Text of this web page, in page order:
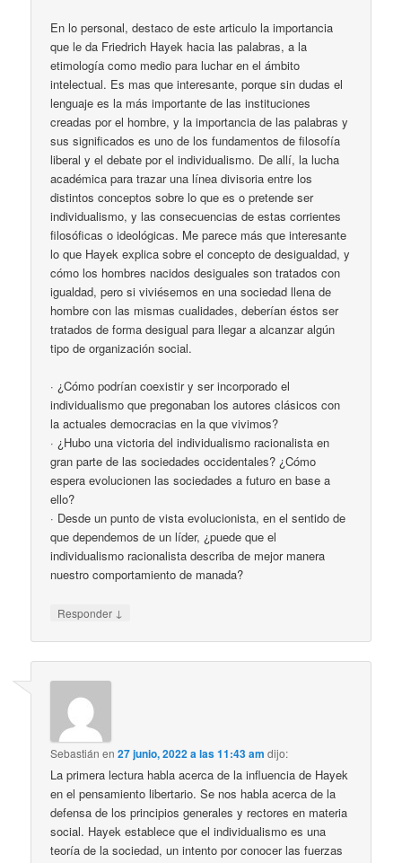
En lo personal, destaco de este articulo la importancia
que le da Friedrich Hayek hacia las palabras, a la
etimología como medio para luchar en el ámbito
intelectual. Es mas que interesante, porque sin dudas el
lenguaje es la más importante de las instituciones
creadas por el hombre, y la importancia de las palabras y
sus significados es uno de los fundamentos de filosofía
liberal y el debate por el individualismo. De allí, la lucha
académica para trazar una línea divisoria entre los
distintos conceptos sobre lo que es o pretende ser
individualismo, y las consecuencias de estas corrientes
filosóficas o ideológicas. Me parece más que interesante
lo que Hayek explica sobre el concepto de desigualdad, y
cómo los hombres nacidos desiguales son tratados con
igualdad, pero si viviésemos en una sociedad llena de
hombre con las mismas cualidades, deberían éstos ser
tratados de forma desigual para llegar a alcanzar algún
tipo de organización social.
· ¿Cómo podrían coexistir y ser incorporado el
individualismo que pregonaban los autores clásicos con
la actuales democracias en la que vivimos?
· ¿Hubo una victoria del individualismo racionalista en
gran parte de las sociedades occidentales? ¿Cómo
espera evolucionen las sociedades a futuro en base a
ello?
· Desde un punto de vista evolucionista, en el sentido de
que dependemos de un líder, ¿puede que el
individualismo racionalista describa de mejor manera
nuestro comportamiento de manada?
Responder ↓
Sebastián en27 junio, 2022 a las 11:43 am dijo:
La primera lectura habla acerca de la influencia de Hayek
en el pensamiento libertario. Se nos habla acerca de la
defensa de los principios generales y rectores en materia
social. Hayek establece que el individualismo es una
teoría de la sociedad, un intento por conocer las fuerzas